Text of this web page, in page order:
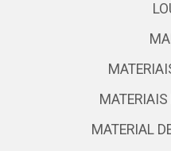
MATERIAL